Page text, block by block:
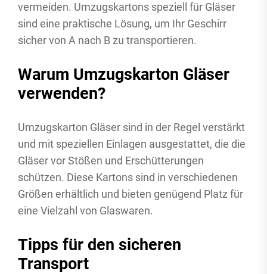
vermeiden. Umzugskartons speziell für Gläser
sind eine praktische Lösung, um Ihr Geschirr
sicher von A nach B zu transportieren.
Warum Umzugskarton Gläser
verwenden?
Umzugskarton Gläser sind in der Regel verstärkt
und mit speziellen Einlagen ausgestattet, die die
Gläser vor Stößen und Erschütterungen
schützen. Diese Kartons sind in verschiedenen
Größen erhältlich und bieten genügend Platz für
eine Vielzahl von Glaswaren.
Tipps für den sicheren
Transport